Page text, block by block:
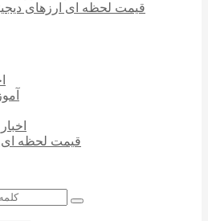
قیمت لحظه ای ارزهای
قیمت لحظه ای